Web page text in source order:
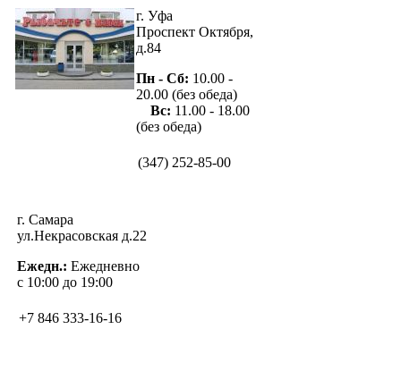
г. Уфа
Проспект Октября,
д.84
Пн - Сб: 10.00 -
20.00 (без обеда)
Вс: 11.00 - 18.00
(без обеда)
(347) 252-85-00
г. Самара
ул.Некрасовская д.22
Ежедн.: Ежедневно
с 10:00 до 19:00
+7 846 333-16-16